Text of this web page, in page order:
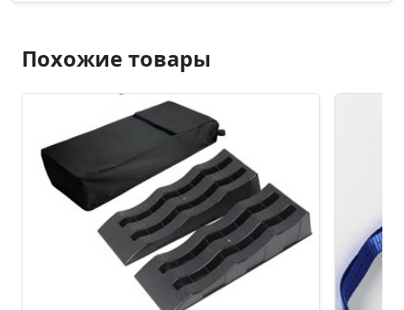
Похожие товары